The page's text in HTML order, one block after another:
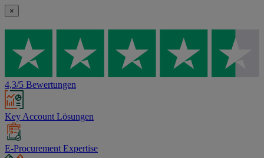
×
4,3/5 Bewertungen
Key Account Lösungen
E-Procurement Expertise